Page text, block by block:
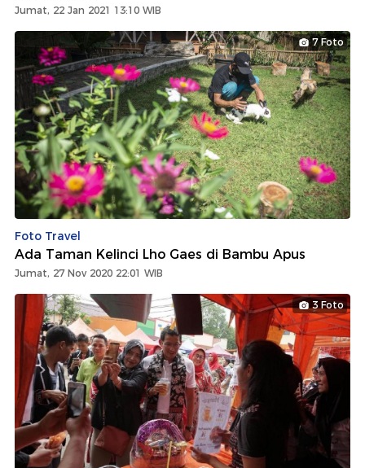
Jumat, 22 Jan 2021 13:10 WIB
7 Foto
Foto Travel
Ada Taman Kelinci Lho Gaes di Bambu Apus
Jumat, 27 Nov 2020 22:01 WIB
3 Foto